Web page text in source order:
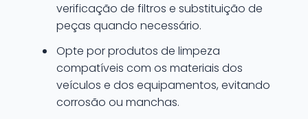
verificação de filtros e substituição de
peças quando necessário.
Opte por produtos de limpeza
compatíveis com os materiais dos
veículos e dos equipamentos, evitando
corrosão ou manchas.